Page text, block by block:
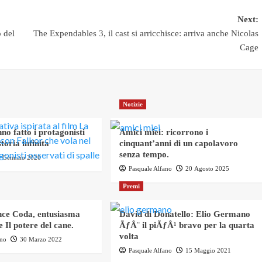
del
Next:
The Expendables 3, il cast si arricchisce: arriva anche Nicolas
Cage
fatto i protagonisti
infinita
Gennaio 2026
Notizie
Amici miei: ricorrono i
cinquant’anni di un capolavoro
senza tempo.
Pasquale Alfano 20 Agosto 2025
Coda, entusiasma
Il potere del cane.
30 Marzo 2022
Premi
David di Donatello: Elio Germano
ÃƒÂ¨ il piÃƒÂ¹ bravo per la quarta
volta
Pasquale Alfano 15 Maggio 2021